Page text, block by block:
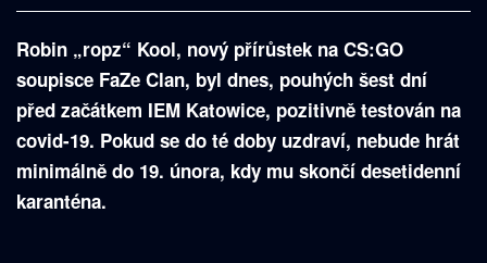
Robin „ropz“ Kool, nový přírůstek na CS:GO
soupisce FaZe Clan, byl dnes, pouhých šest dní
před začátkem IEM Katowice, pozitivně testován na
covid-19. Pokud se do té doby uzdraví, nebude hrát
minimálně do 19. února, kdy mu skončí desetidenní
karanténa.